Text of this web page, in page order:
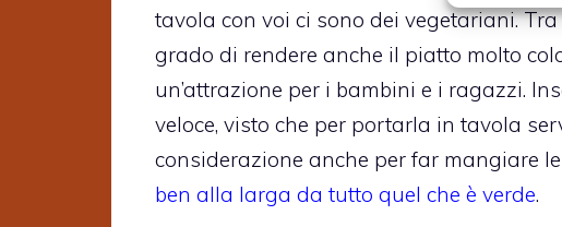
tavola con voi ci sono dei vegetariani.
grado di rendere anche il piatto molto
un’attrazione per i bambini e i ragazzi.
veloce, visto che per portarla in tavola
considerazione anche per far mangiare
ben alla larga da tutto quel che è verde.